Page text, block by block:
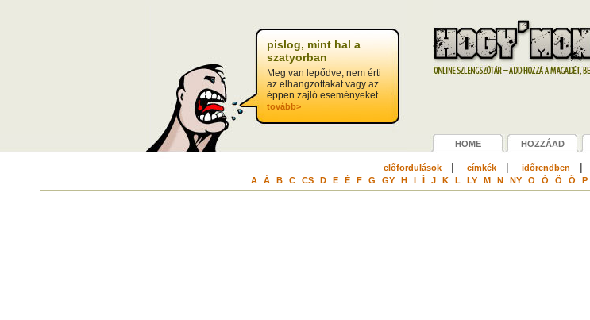
pislog, mint hal a
szatyorban
Meg van lepődve; nem érti
az elhangzottakat vagy az
éppen zajló eseményeket.
tovább>
HOME HOZZÁAD
előfordulások| címkék| időrendben |
A
Á B C CS D E É F G GY H I Í J K L LY M N NY O Ó Ö Ő P